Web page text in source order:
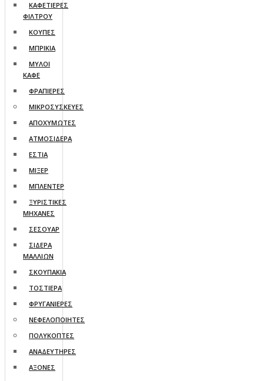
ΚΑΦΕΤΙΕΡΕΣ
ΦΙΛΤΡΟΥ
ΚΟΥΠΕΣ
ΜΠΡΙΚΙΑ
ΜΥΛΟΙ
ΚΑΦΕ
ΦΡΑΠΙΕΡΕΣ
ΜΙΚΡΟΣΥΣΚΕΥΕΣ
ΑΠΟΧΥΜΩΤΕΣ
ΑΤΜΟΣΙΔΕΡΑ
ΕΣΤΙΑ
ΜΙΞΕΡ
ΜΠΛΕΝΤΕΡ
ΞΥΡΙΣΤΙΚΕΣ
ΜΗΧΑΝΕΣ
ΣΕΣΟΥΑΡ
ΣΙΔΕΡΑ
ΜΑΛΛΙΩΝ
ΣΚΟΥΠΑΚΙΑ
ΤΟΣΤΙΕΡΑ
ΦΡΥΓΑΝΙΕΡΕΣ
ΝΕΦΕΛΟΠΟΙΗΤΕΣ
ΠΟΛΥΚΟΠΤΕΣ
ΑΝΑΔΕΥΤΗΡΕΣ
ΑΞΟΝΕΣ